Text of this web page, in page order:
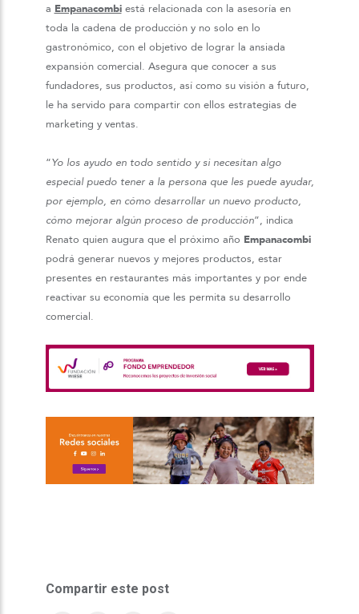
a Empanacombiestá relacionada con la asesoría en
toda la cadena de producción y no solo en lo
gastronómico, con el objetivo de lograr la ansiada
expansión comercial. Asegura que conocer a sus
fundadores, sus productos, así como su visión a futuro,
le ha servido para compartir con ellos estrategias de
marketing y ventas.
“Yo los ayudo en todo sentido y si necesitan algo
especial puedo tener a la persona que les puede ayudar,
por ejemplo, en cómo desarrollar un nuevo producto,
cómo mejorar algún proceso de producción”, indica
Renato quien augura que el próximo año Empanacombi
podrá generar nuevos y mejores productos, estar
presentes en restaurantes más importantes y por ende
reactivar su economía que les permita su desarrollo
comercial.
Compartir este post